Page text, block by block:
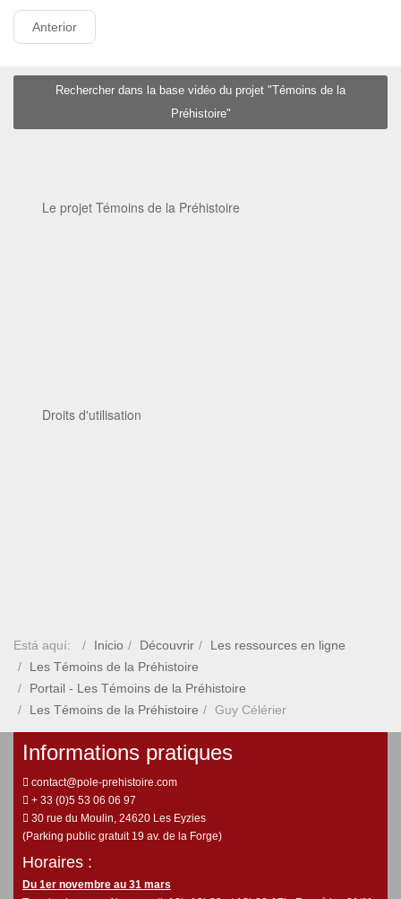
Anterior
Rechercher dans la base vidéo du projet "Témoins de la
Préhistoire"
Le projet Témoins de la Préhistoire
Droits d'utilisation
Está aquí: Inicio Découvrir
Les ressources en ligne
Les Témoins de la Préhistoire
Portail - Les Témoins de la Préhistoire
Les Témoins de la Préhistoire
Guy Célérier
Informations pratiques
contact@pole-prehistoire.com
+ 33 (0)5 53 06 06 97
30 rue du Moulin, 24620 Les Eyzies
(Parking public gratuit 19 av. de la Forge)
Horaires :
Du 1er novembre au 31 mars